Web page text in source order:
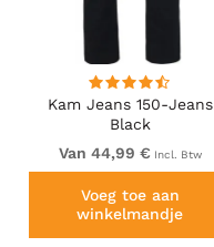
Kam Jeans 150-Jeans
Black
Van 44,99 € Incl. Btw
Voeg toe aan
winkelmandje